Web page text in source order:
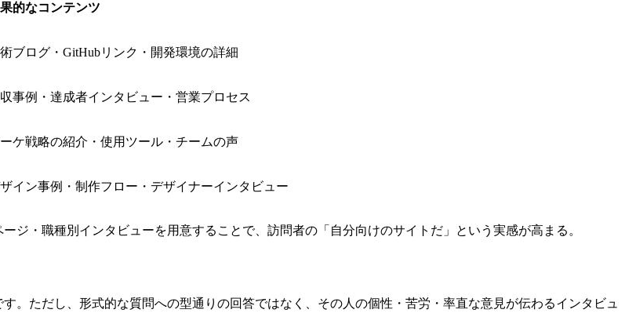
的なコンテンツ
ブログ・GitHubリンク・開発環境の詳細
事例・達成者インタビュー・営業プロセス
ケ戦略の紹介・使用ツール・チームの声
イン事例・制作フロー・デザイナーインタビュー
ジ・職種別インタビューを用意することで、訪問者の「自分向けのサイトだ」という実感が高まる。
。ただし、形式的な質問への型通りの回答ではなく、その人の個性・苦労・率直な意見が伝わるインタビュ